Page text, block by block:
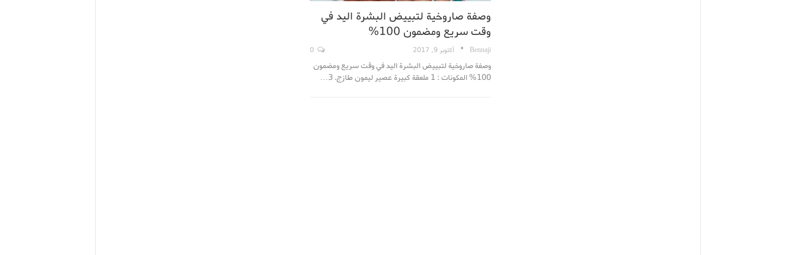
وصفة صاروخية لتبييض البشرة اليد في
وقت سريع ومضمون 100%
Bennaji أكتوبر 9, 2017
وصفة صاروخية لتبييض البشرة اليد في وقت سريع ومضمون
100% المكونات : 1 ملعقة كبيرة عصير ليمون طازج. 3…